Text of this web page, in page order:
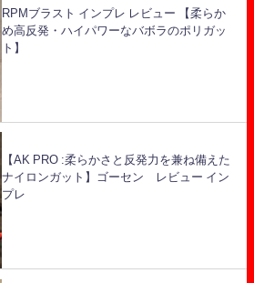
RPMブラスト インプレ レビュー 【柔らか
め高反発・ハイパワーなバボラのポリガッ
ト】
【AK PRO :柔らかさと反発力を兼ね備えた
ナイロンガット】ゴーセン レビュー イン
プレ